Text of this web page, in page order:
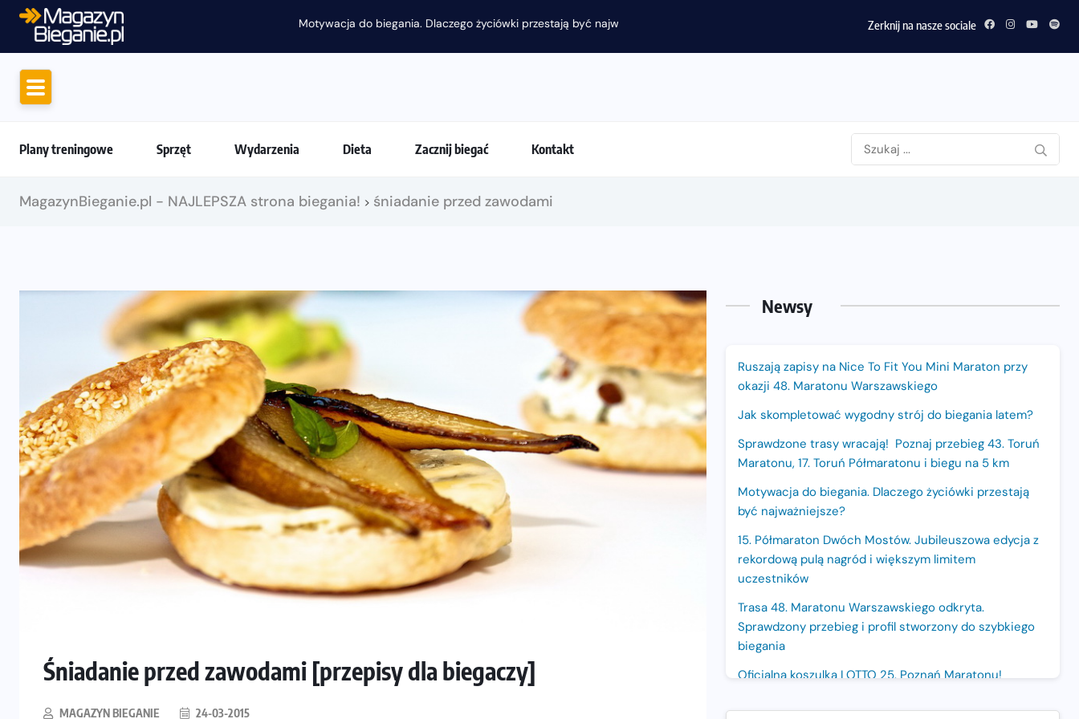
Motywacja do biegania. Dlaczego życiówki przestają być najważniejsze? Zerknij na nasze sociale
Plany treningowe Sprzęt Wydarzenia Dieta Zacznij biegać Kontakt
MagazynBieganie.pl - NAJLEPSZA strona biegania! > śniadanie przed zawodami
Śniadanie przed zawodami [przepisy dla biegaczy]
MAGAZYN BIEGANIE 24-03-2015
Newsy
Ruszają zapisy na Nice To Fit You Mini Maraton przy
okazji 48. Maratonu Warszawskiego
Jak skompletować wygodny strój do biegania latem?
Sprawdzone trasy wracają! Poznaj przebieg 43. Toruń
Maratonu, 17. Toruń Półmaratonu i biegu na 5 km
Motywacja do biegania. Dlaczego życiówki przestają
być najważniejsze?
15. Półmaraton Dwóch Mostów. Jubileuszowa edycja z
rekordową pulą nagród i większym limitem
uczestników
Trasa 48. Maratonu Warszawskiego odkryta.
Sprawdzony przebieg i profil stworzony do szybkiego
biegania
Oficjalna koszulka LOTTO 25. Poznań Maratonu!